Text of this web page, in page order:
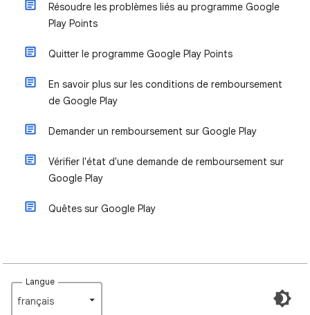
Résoudre les problèmes liés au programme Google
Play Points
Quitter le programme Google Play Points
En savoir plus sur les conditions de remboursement
de Google Play
Demander un remboursement sur Google Play
Vérifier l'état d'une demande de remboursement sur
Google Play
Quêtes sur Google Play
Langue
français‎